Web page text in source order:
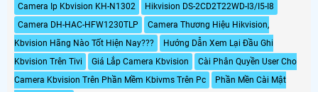
Camera Ip Kbvision KH-N1302
Hikvision DS-2CD2T22WD-I3/I5-I8
Camera DH-HAC-HFW1230TLP
Camera Thương Hiệu Hikvision,
Kbvision Hãng Nào Tốt Hiện Nay???
Hướng Dẫn Xem Lại Đầu Ghi
Kbvision Trên Tivi
Giá Lắp Camera Kbvision
Cài Phân Quyền User Cho
Camera Kbvision Trên Phần Mềm Kbivms Trên Pc
Phần Mền Cài Mật